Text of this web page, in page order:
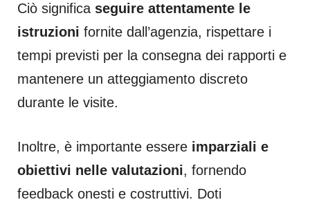
Ciò significa seguire attentamente le
istruzioni fornite dall’agenzia, rispettare i
tempi previsti per la consegna dei rapporti e
mantenere un atteggiamento discreto
durante le visite.
Inoltre, è importante essere imparziali e
obiettivi nelle valutazioni, fornendo
feedback onesti e costruttivi. Doti